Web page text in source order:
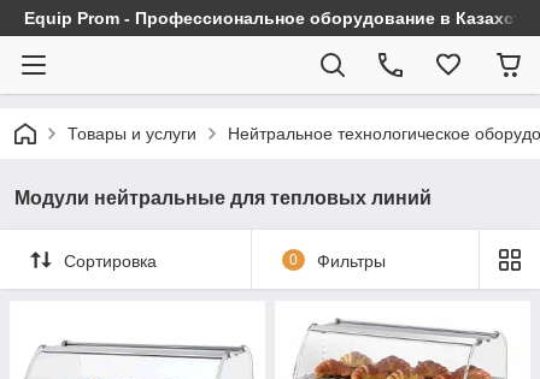
Equip Prom - Профессиональное оборудование в
Товары и услуги Нейтральное технологическое
Модули нейтральные для тепловых линий
Сортировка 0 Фильтры